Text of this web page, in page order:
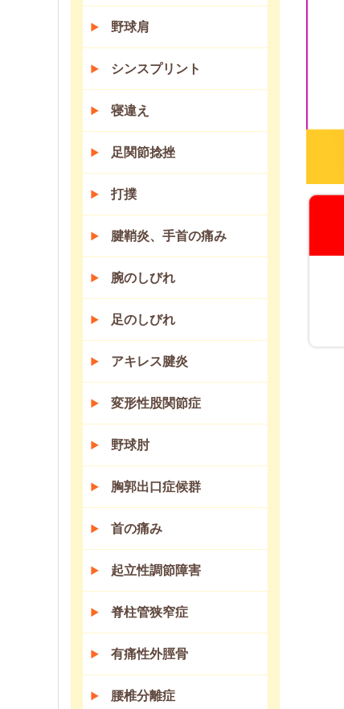
野球肩
シンスプリント
寝違え
足関節捻挫
打撲
腱鞘炎、手首の痛み
腕のしびれ
足のしびれ
アキレス腱炎
変形性股関節症
野球肘
胸郭出口症候群
首の痛み
起立性調節障害
脊柱管狭窄症
有痛性外脛骨
腰椎分離症